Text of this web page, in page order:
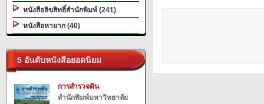
หนังสือลิขสิทธิ์สำนักพิมพ์ (241)
หนังสือหายาก (40)
5 อันดับหนังสือยอดนิยม
การสำรวจดิน
สำนักพิมพ์มหาวิทยาลัย